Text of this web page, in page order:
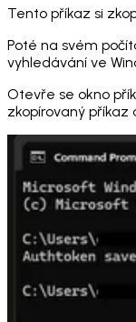
Tento příkaz si
Poté na svém
vyhledávání ve
Otevře se okno
zkopírovaný